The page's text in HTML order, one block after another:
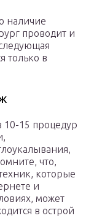
наличие
проводит и
только в
10-15 процедур
что,
которые
и
может
в острой